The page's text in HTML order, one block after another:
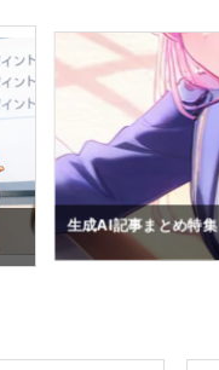
生成AI記事まとめ特集